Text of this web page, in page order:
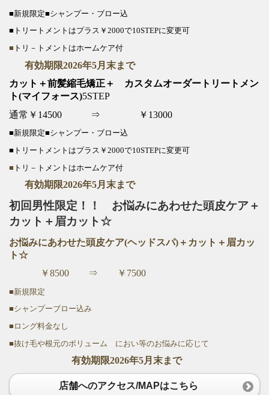
■新規限定■シャンプー・ブロー込
■トリートメントはプラス￥2000で10STEPに変更可
■ トリ－トメントはホームケア付
有効期限2026年5月末まで
カット＋前髪縮毛矯正＋ カスタムオーダートリートメン
ト(マイフォース)5STEP
通常￥14500 ⇒ ￥13000
■新規限定■シャンプー・ブロー込
■トリートメントはプラス￥2000で10STEPに変更可
■ トリ－トメントはホームケア付
有効期限2026年5月末まで
初回男性限定！！ お悩みにあわせた頭皮ケア＋
カット＋眉カット☆
お悩みにあわせた頭皮ケア(ヘッドスパ)＋カット＋眉カッ
ト☆
￥8500 ⇒ ￥7500
■新規限定
■シャンプーブロー込み
■ロング料金なし
■抜け毛や根元のボリューム におい等のお悩みに応じて
有効期限2026年5月末まで
店舗へのアクセス/MAPはこちら